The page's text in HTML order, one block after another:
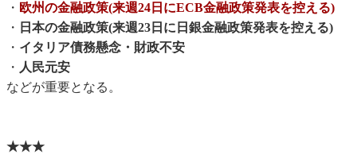
・ 欧州の金融政策(来週24日にECB金融政策発表を控える)
・ 日本の金融政策(来週23日に日銀金融政策発表を控える)
・ イタリア債務懸念・財政不安
・ 人民元安
などが重要となる。
★★★